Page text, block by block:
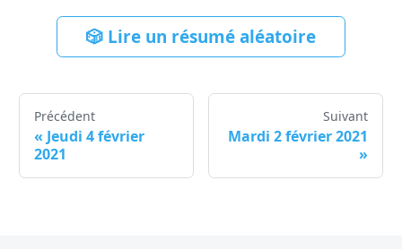
🎲 Lire un résumé aléatoire
Précédent
« Jeudi 4 février
2021
Suivant
Mardi 2 février 2021
»